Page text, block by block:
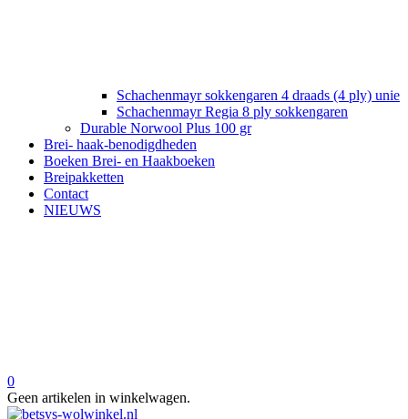
Schachenmayr sokkengaren 4 draads (4 ply) unie
Schachenmayr Regia 8 ply sokkengaren
Durable Norwool Plus 100 gr
Brei- haak-benodigdheden
Boeken Brei- en Haakboeken
Breipakketten
Contact
NIEUWS
0
Geen artikelen in winkelwagen.